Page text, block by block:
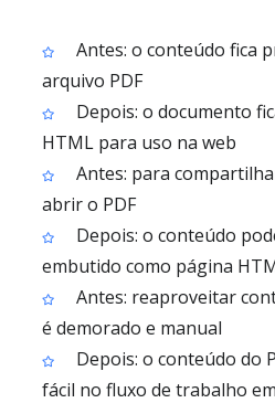
Antes: o conteúdo fica
arquivo PDF
Depois: o documento
HTML para uso na web
Antes: para
abrir o PDF
Depois: o conteúdo
embutido como página
Antes: reaproveitar
é demorado e manual
Depois: o conteúdo do
fácil no fluxo de trabalho